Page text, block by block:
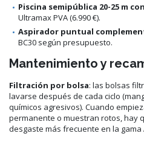
Piscina semipública 20-25 m
Ultramax PVA (6.990 €).
Aspirador puntual
BC30 según presupuesto.
Mantenimiento y
Filtración por bolsa: las bolsas
lavarse después de cada ciclo
químicos agresivos). Cuando
permanente o muestran rotos, hay
desgaste más frecuente en la